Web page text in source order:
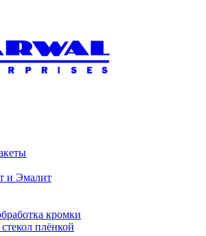
и Эмалит
кромки
плёнкой